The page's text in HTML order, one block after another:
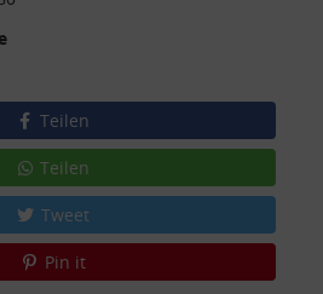
Teilen
Teilen
Tweet
Pin it